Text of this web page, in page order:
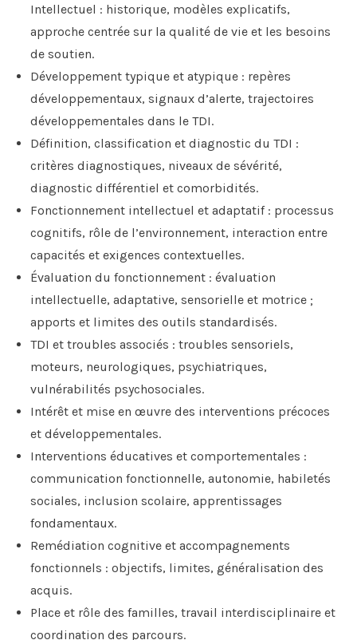
Intellectuel : historique, modèles explicatifs,
approche centrée sur la qualité de vie et les besoins
de soutien.
Développement typique et atypique : repères
développementaux, signaux d’alerte, trajectoires
développementales dans le TDI.
Définition, classification et diagnostic du TDI :
critères diagnostiques, niveaux de sévérité,
diagnostic différentiel et comorbidités.
Fonctionnement intellectuel et adaptatif : processus
cognitifs, rôle de l’environnement, interaction entre
capacités et exigences contextuelles.
Évaluation du fonctionnement : évaluation
intellectuelle, adaptative, sensorielle et motrice ;
apports et limites des outils standardisés.
TDI et troubles associés : troubles sensoriels,
moteurs, neurologiques, psychiatriques,
vulnérabilités psychosociales.
Intérêt et mise en œuvre des interventions précoces
et développementales.
Interventions éducatives et comportementales :
communication fonctionnelle, autonomie, habiletés
sociales, inclusion scolaire, apprentissages
fondamentaux.
Remédiation cognitive et accompagnements
fonctionnels : objectifs, limites, généralisation des
acquis.
Place et rôle des familles, travail interdisciplinaire et
coordination des parcours.